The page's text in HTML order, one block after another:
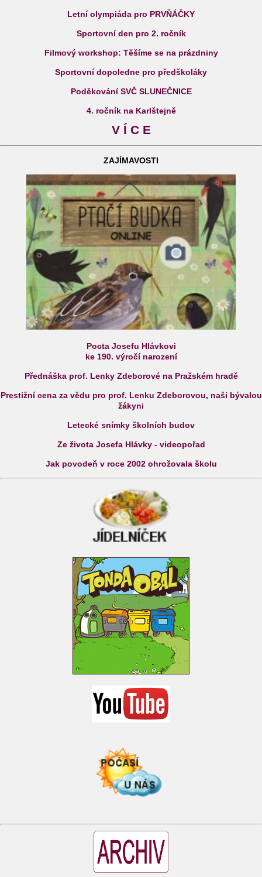
Letní olympiáda pro PRVŇÁČKY
Sportovní den pro 2. ročník
Filmový workshop: Těšíme se na prázdniny
Sportovní dopoledne pro předškoláky
Poděkování SVČ SLUNEČNICE
4. ročník na Karlštejně
V Í C E
ZAJÍMAVOSTI
Pocta Josefu Hlávkovi
ke 190. výročí narození
Přednáška prof. Lenky Zdeborové na Pražském hradě
Prestižní cena za vědu pro prof. Lenku Zdeborovou, naši bývalou
žákyni
Letecké snímky školních budov
Ze života Josefa Hlávky - videopořad
Jak povodeň v roce 2002 ohrožovala školu